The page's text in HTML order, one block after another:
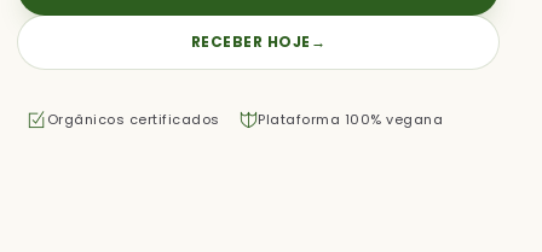
RECEBER HOJE →
Orgânicos certificados Plataforma 100% vegana